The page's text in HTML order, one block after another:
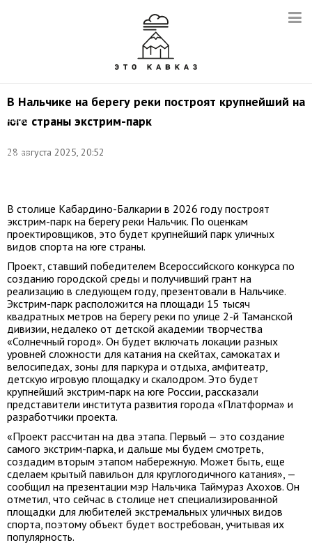
В Нальчике на берегу реки построят крупнейший на
юге страны экстрим-парк
28 августа 2025, 20:52
Фото:
Институт
города
В столице Кабардино-Балкарии в 2026 году построят
экстрим-парк на берегу реки Нальчик. По оценкам
проектировщиков, это будет крупнейший парк уличных
видов спорта на юге страны.
Проект, ставший победителем Всероссийского конкурса по
созданию городской среды и получивший грант на
реализацию в следующем году, презентовали в Нальчике.
Экстрим-парк расположится на площади 15 тысяч
квадратных метров на берегу реки по улице 2-й Таманской
дивизии, недалеко от детской академии творчества
«Солнечный город». Он будет включать локации разных
уровней сложности для катания на скейтах, самокатах и
велосипедах, зоны для паркура и отдыха, амфитеатр,
детскую игровую площадку и скалодром. Это будет
крупнейший экстрим-парк на юге России, рассказали
представители института развития города «Платформа» и
разработчики проекта.
«Проект рассчитан на два этапа. Первый — это создание
самого экстрим-парка, и дальше мы будем смотреть,
создадим вторым этапом набережную. Может быть, еще
сделаем крытый павильон для круглогодичного катания», —
сообщил на презентации мэр Нальчика Таймураз Ахохов. Он
отметил, что сейчас в столице нет специализированной
площадки для любителей экстремальных уличных видов
спорта, поэтому объект будет востребован, учитывая их
популярность.